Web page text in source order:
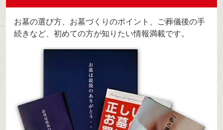
お墓の選び方、お墓づくりのポイント、ご葬儀後の手
続きなど、初めての方が知りたい情報満載です。